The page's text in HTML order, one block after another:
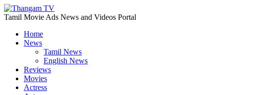
Tamil Movie Ads News and Videos Portal
Home
News
Tamil News
English News
Reviews
Movies
Actress